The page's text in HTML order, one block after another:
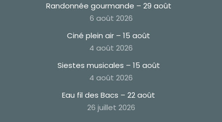
Randonnée gourmande – 29 août
6 août 2026
Ciné plein air – 15 août
4 août 2026
Siestes musicales – 15 août
4 août 2026
Eau fil des Bacs – 22 août
26 juillet 2026